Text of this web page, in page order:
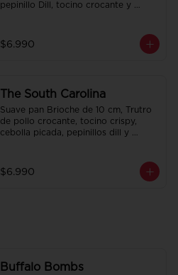
pepinillo Dill, tocino crocante y
$6.990
The South Carolina
Suave pan Brioche de 10 cm, Trutro
de pollo crocante, tocino crispy,
cebolla picada, pepinillos dill y
$6.990
Buffalo Bombs